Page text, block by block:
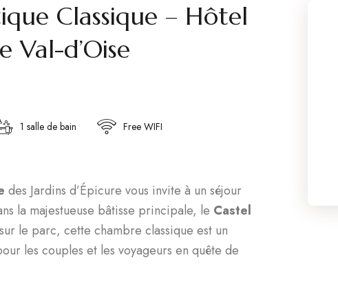
Classique – Hôtel
Val-d’Oise
1 salle de bain Free WIFI
des Jardins d’Épicure vous invite à un séjour
la majestueuse bâtisse principale, le Castel
le parc, cette chambre classique est un
les couples et les voyageurs en quête de